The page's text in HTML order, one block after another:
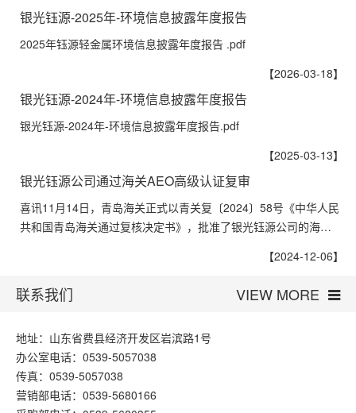
银光钰源-2025年-环境信息披露年度报告
2025年钰源轻金属环境信息披露年度报告 .pdf
【2026-03-18】
银光钰源-2024年-环境信息披露年度报告
银光钰源-2024年-环境信息披露年度报告.pdf
【2025-03-13】
银光钰源公司通过海关AEO高级认证复审
喜讯11月14日，青岛海关正式以青关复〔2024〕58号《中华人民
共和国青岛海关通过复核决定书》，批准了银光钰源公司的海…
【2024-12-06】
联系我们 VIEW MORE
地址：山东省费县经济开发区岩滨路1号
办公室电话：0539-5057038
传真：0539-5057038
营销部电话：0539-5680166